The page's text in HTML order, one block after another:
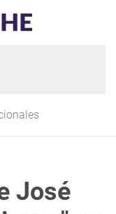
José